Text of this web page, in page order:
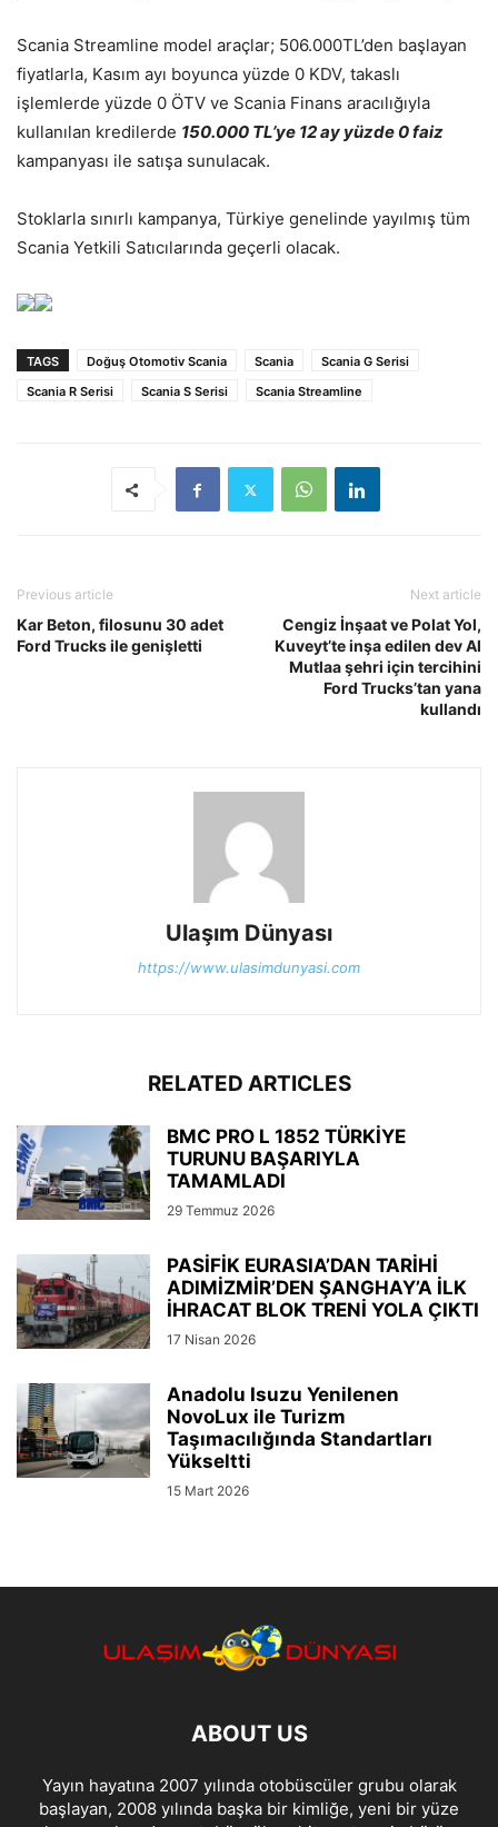
Scania Streamline model araçlar; 506.000TL’den başlayan
fiyatlarla, Kasım ayı boyunca yüzde 0 KDV, takaslı
işlemlerde yüzde 0 ÖTV ve Scania Finans aracılığıyla
kullanılan kredilerde 150.000 TL’ye 12 ay yüzde 0 faiz
kampanyası ile satışa sunulacak.
Stoklarla sınırlı kampanya, Türkiye genelinde yayılmış tüm
Scania Yetkili Satıcılarında geçerli olacak.
TAGS Doğuş Otomotiv Scania Scania
Scania G Serisi
Scania R Serisi
Scania S Serisi Scania Streamline
Previous article
Kar Beton, filosunu 30 adet
Ford Trucks ile genişletti
Next article
Cengiz İnşaat ve Polat Yol,
Kuveyt’te inşa edilen dev Al
Mutlaa şehri için tercihini
Ford Trucks’tan yana
kullandı
Ulaşım Dünyası
https://www.ulasimdunyasi.com
RELATED ARTICLES
BMC PRO L 1852 TÜRKİYE
TURUNU BAŞARIYLA
TAMAMLADI
29 Temmuz 2026
PASİFİK EURASIA’DAN TARİHİ
ADIMİZMİR’DEN ŞANGHAY’A İLK
İHRACAT BLOK TRENİ YOLA ÇIKTI
17 Nisan 2026
Anadolu Isuzu Yenilenen
NovoLux ile Turizm
Taşımacılığında Standartları
Yükseltti
15 Mart 2026
ABOUT US
Yayın hayatına 2007 yılında otobüscüler grubu olarak
başlayan, 2008 yılında başka bir kimliğe, yeni bir yüze